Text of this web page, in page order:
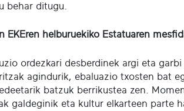
behar ditugu.
EKEren helburuekiko Estatuaren
ordezkari desberdinek argi eta
agindurik, ebaluazio txosten bat
batzuk berrikustea zen.
galdeginik eta kultur elkarteen parte